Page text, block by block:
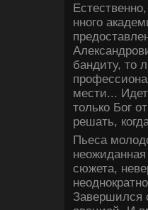
нного
бандиту, то
мести...
только Бог
решать,
Пьеса
сюжета,
Заве­ршился